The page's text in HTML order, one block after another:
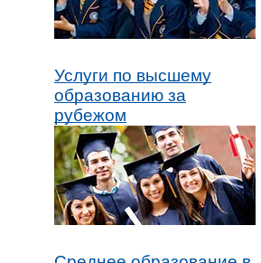
Услуги по высшему
образованию за
рубежом